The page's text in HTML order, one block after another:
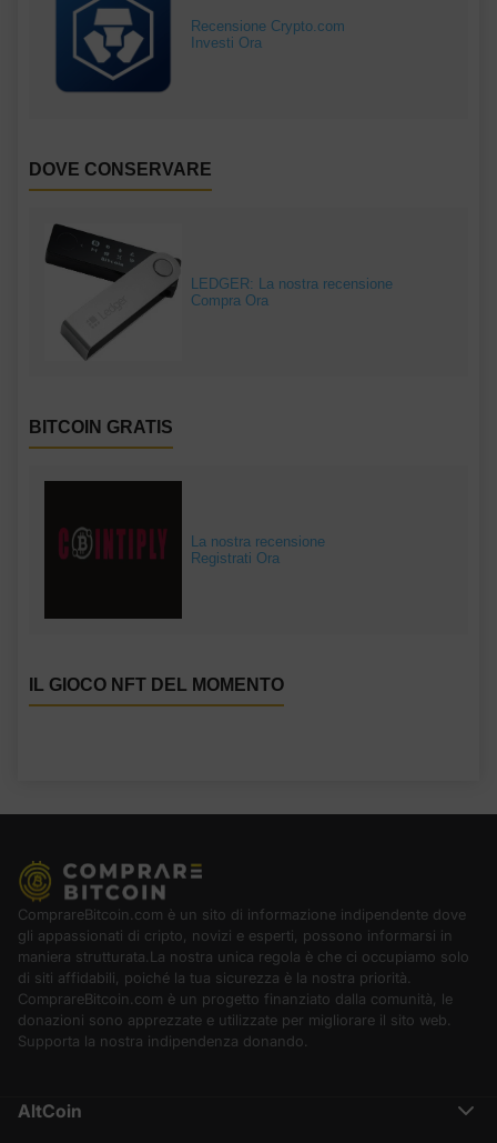
Recensione Crypto.com
Investi Ora
DOVE CONSERVARE
LEDGER: La nostra recensione
Compra Ora
BITCOIN GRATIS
La nostra recensione
Registrati Ora
IL GIOCO NFT DEL MOMENTO
ComprareBitcoin.com è un sito di informazione indipendente dove
gli appassionati di cripto, novizi e esperti, possono informarsi in
maniera strutturata.La nostra unica regola è che ci occupiamo solo
di siti affidabili, poiché la tua sicurezza è la nostra priorità.
ComprareBitcoin.com è un progetto finanziato dalla comunità, le
donazioni sono apprezzate e utilizzate per migliorare il sito web.
Supporta la nostra indipendenza donando.
AltCoin